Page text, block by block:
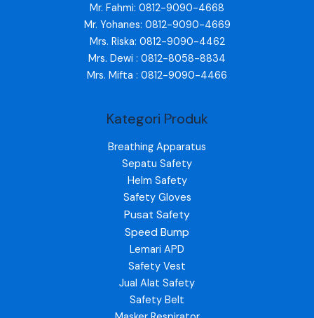
Mr. Fahmi: 0812-9090-4668
Mr. Yohanes: 0812-9090-4669
Mrs. Riska: 0812-9090-4462
Mrs. Dewi : 0812-8058-8834
Mrs. Mifta : 0812-9090-4466
Kategori Produk
Breathing Apparatus
Sepatu Safety
Helm Safety
Safety Gloves
Pusat Safety
Speed Bump
Lemari APD
Safety Vest
Jual Alat Safety
Safety Belt